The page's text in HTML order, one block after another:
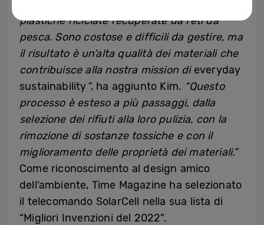
plastiche riciclate recuperate da reti da
pesca. Sono costose e difficili da gestire, ma
il risultato è un’alta qualità dei materiali che
contribuisce alla nostra mission di everyday
sustainability”, ha aggiunto Kim. “Questo
processo è esteso a più passaggi, dalla
selezione dei rifiuti alla loro pulizia, con la
rimozione di sostanze tossiche e con il
miglioramento delle proprietà dei materiali.”
Come riconoscimento al design amico
dell’ambiente, Time Magazine ha selezionato
il telecomando SolarCell nella sua lista di
“Migliori Invenzioni del 2022”.